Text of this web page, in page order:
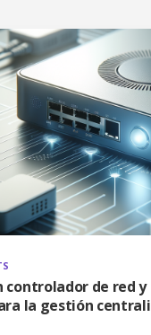
controlador de red y
la gestión